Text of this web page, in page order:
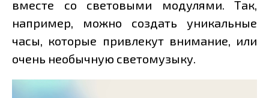
вместе со световыми модулями. Так,
например, можно создать уникальные
часы, которые привлекут внимание, или
очень необычную светомузыку.